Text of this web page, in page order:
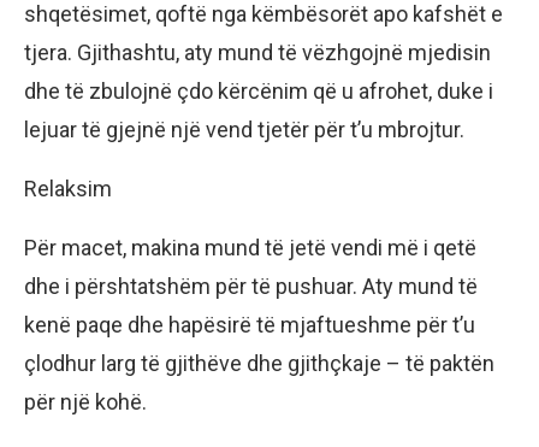
shqetësimet, qoftë nga këmbësorët apo kafshët e
tjera. Gjithashtu, aty mund të vëzhgojnë mjedisin
dhe të zbulojnë çdo kërcënim që u afrohet, duke i
lejuar të gjejnë një vend tjetër për t’u mbrojtur.
Relaksim
Për macet, makina mund të jetë vendi më i qetë
dhe i përshtatshëm për të pushuar. Aty mund të
kenë paqe dhe hapësirë të mjaftueshme për t’u
çlodhur larg të gjithëve dhe gjithçkaje – të paktën
për një kohë.